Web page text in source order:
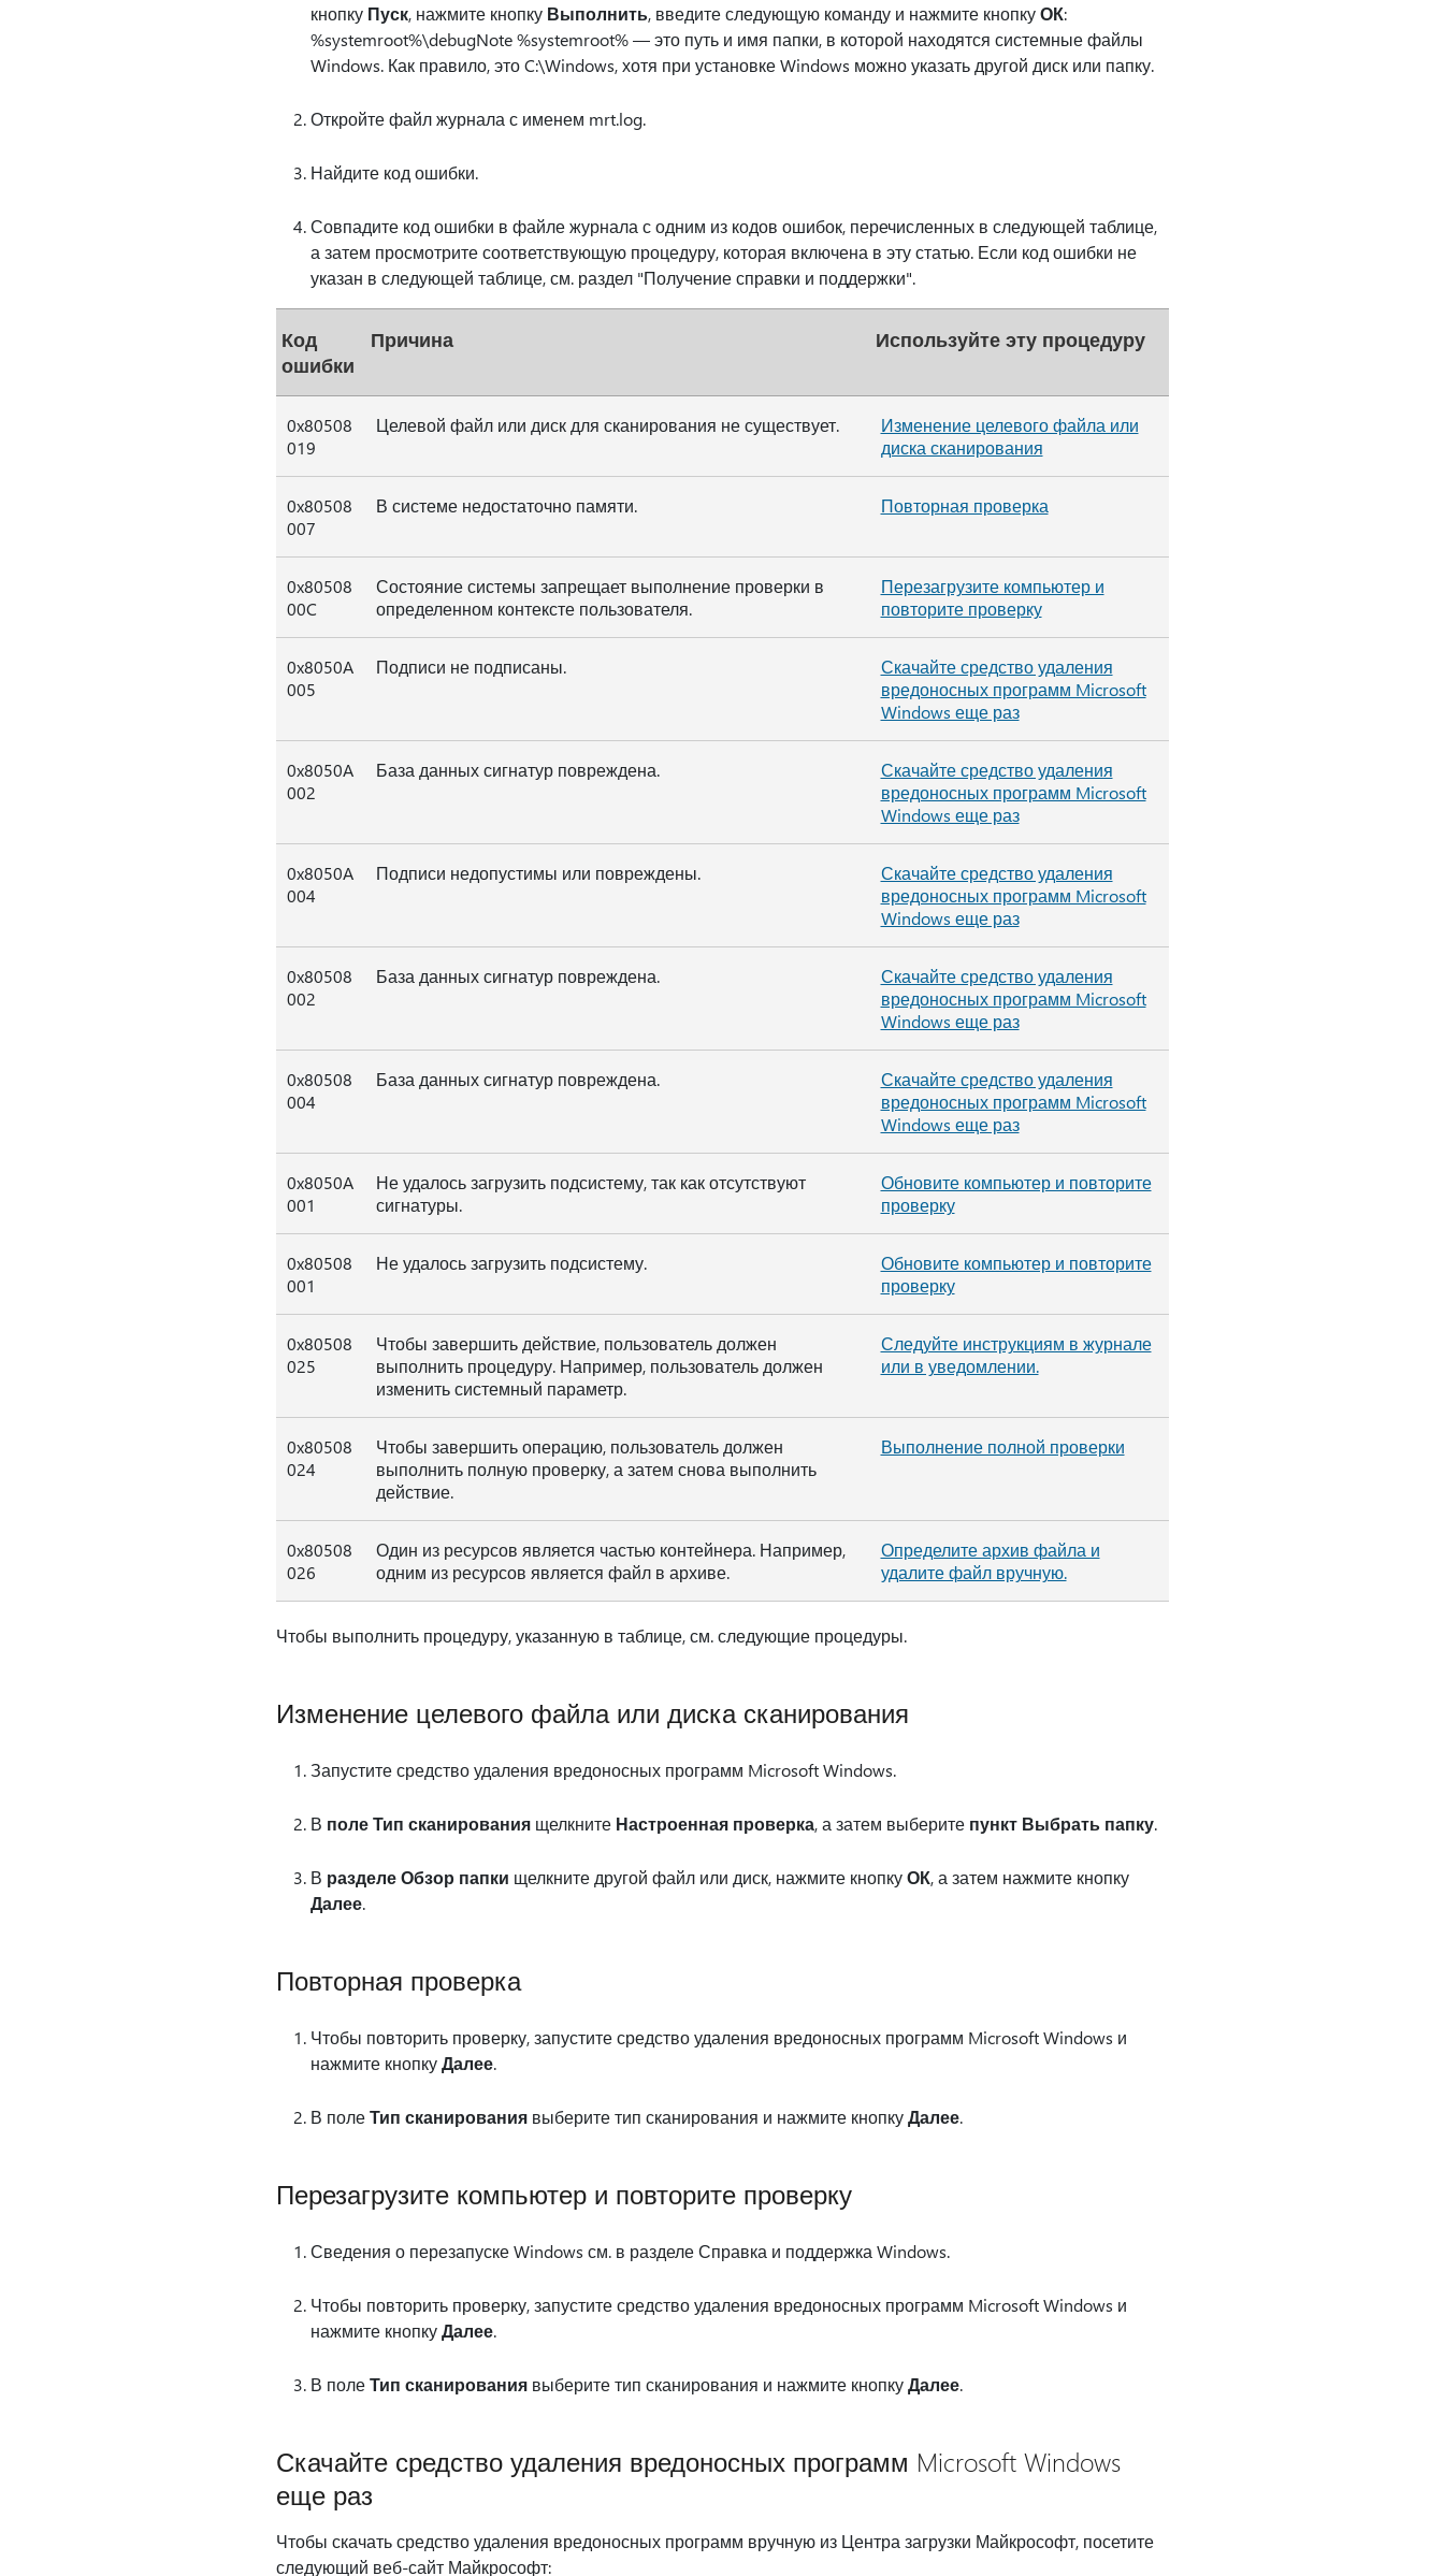
кнопку Пуск, нажмите кнопку Выполнить, введите следующую команду и нажмите кнопкуОК:
%systemroot%\debugNote %systemroot% — это путь и имя папки, в которой находятся системные файлы
Windows. Как правило, это C:\Windows, хотя при установке Windows можно указать другой диск или папку.
Откройте файл журнала с именем mrt.log.
Найдите код ошибки.
Совпадите код ошибки в файле журнала с одним из кодов ошибок, перечисленных в следующей таблице,
а затем просмотрите соответствующую процедуру, которая включена в эту статью. Если код ошибки не
указан в следующей таблице, см. раздел "Получение справки и поддержки".
Код
ошибки
Причина Используйте эту процедуру
0x80508
019
Целевой файл или диск для сканирования не существует.
Изменение целевого файла или
диска сканирования
0x80508
007
В системе недостаточно памяти. Повторная проверка
0x80508
00C
Состояние системы запрещает выполнение проверки в
определенном контексте пользователя.
Перезагрузите компьютер и
повторите проверку
0x8050A
005
Подписи не подписаны.
Скачайте средство удаления
вредоносных программ Microsoft
Windows еще раз
0x8050A
002
База данных сигнатур повреждена.
Скачайте средство удаления
вредоносных программ Microsoft
Windows еще раз
0x8050A
004
Подписи недопустимы или повреждены.
Скачайте средство удаления
вредоносных программ Microsoft
Windows еще раз
0x80508
002
База данных сигнатур повреждена.
Скачайте средство удаления
вредоносных программ Microsoft
Windows еще раз
0x80508
004
База данных сигнатур повреждена.
Скачайте средство удаления
вредоносных программ Microsoft
Windows еще раз
0x8050A
001
Не удалось загрузить подсистему, так как отсутствуют
сигнатуры.
Обновите компьютер и повторите
проверку
0x80508
001
Не удалось загрузить подсистему.
Обновите компьютер и повторите
проверку
0x80508
025
Чтобы завершить действие, пользователь должен
выполнить процедуру. Например, пользователь должен
изменить системный параметр.
Следуйте инструкциям в журнале
или в уведомлении.
0x80508
024
Чтобы завершить операцию, пользователь должен
выполнить полную проверку, а затем снова выполнить
действие.
Выполнение полной проверки
0x80508
026
Один из ресурсов является частью контейнера. Например,
одним из ресурсов является файл в архиве.
Определите архив файла и
удалите файл вручную.
Чтобы выполнить процедуру, указанную в таблице, см. следующие процедуры.
Изменение целевого файла или диска сканирования
Запустите средство удаления вредоносных программ Microsoft Windows.
В поле Тип сканированиящелкните Настроенная проверка, а затем выберите пункт Выбрать папку.
В разделе Обзор папки щелкните другой файл или диск, нажмите кнопкуОК, а затем нажмите кнопку
Далее.
Повторная проверка
Чтобы повторить проверку, запустите средство удаления вредоносных программ Microsoft Windows и
нажмите кнопкуДалее.
В полеТип сканированиявыберите тип сканирования и нажмите кнопкуДалее.
Перезагрузите компьютер и повторите проверку
Сведения о перезапуске Windows см. в разделе Справка и поддержка Windows.
Чтобы повторить проверку, запустите средство удаления вредоносных программ Microsoft Windows и
нажмите кнопкуДалее.
В полеТип сканированиявыберите тип сканирования и нажмите кнопкуДалее.
Скачайте средство удаления вредоносных программ Microsoft Windows
еще раз
Чтобы скачать средство удаления вредоносных программ вручную из Центра загрузки Майкрософт, посетите
следующий веб-сайт Майкрософт: